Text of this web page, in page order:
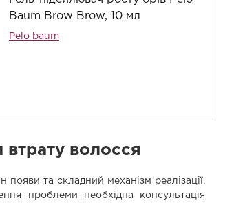
Baum Brow Brow, 10 мл
Pelo baum
волосся
та складний механізм реалізації.
проблеми необхідна консультація